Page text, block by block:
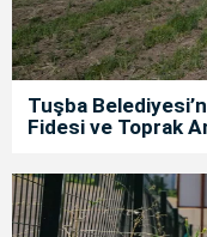
Tuşba
Fidesi ve Toprak